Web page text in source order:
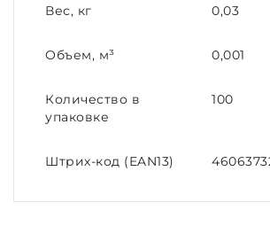
Вес, кг 0,03
Объем, м³ 0,001
Количество в
упаковке
100
Штрих-код (EAN13)